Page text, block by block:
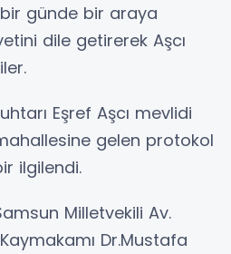
bir günde bir araya
dile getirerek Aşcı
Eşref Aşcı mevlidi
gelen protokol
ilgilendi.
Milletvekili Av.
Dr.Mustafa